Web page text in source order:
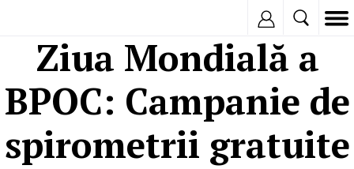
Ziua Mondială a
BPOC: Campanie de
spirometrii gratuite